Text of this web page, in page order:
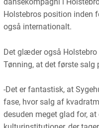
dansekompagni i
Holstebros position inden
også internationalt.
Det glæder også Holstebro
Tønning, at det første salg
-Det er fantastisk, at
fase, hvor salg af
desuden meget glad for,